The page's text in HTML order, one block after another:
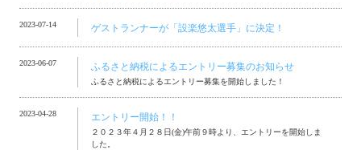
2023-07-14 ゲストランナーが「設楽悠太選手」に決定！
2023-06-07 ふるさと納税によるエントリー募集のお知らせ
ふるさと納税によるエントリー募集を開始しました！
2023-04-28 エントリー開始！！
２０２３年４月２８日(金)午前９時より、エントリーを開始しま
した。